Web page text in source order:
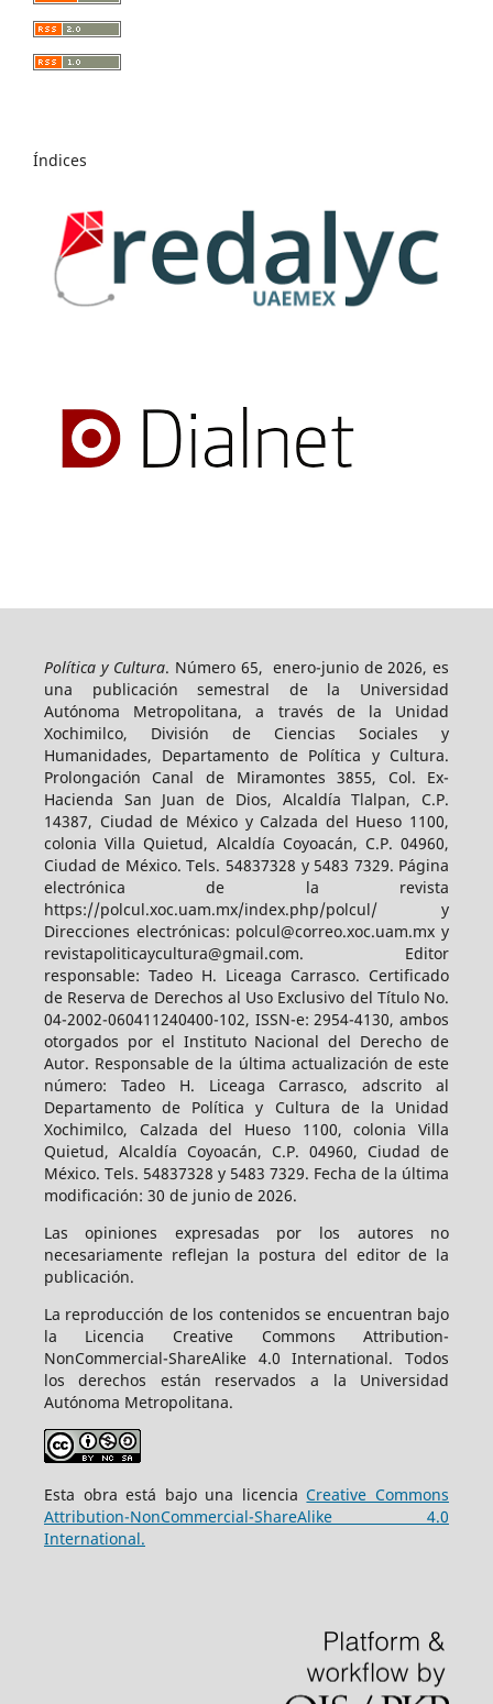
Índices
Política y Cultura. Número 65, enero-junio de 2026, es
una publicación semestral de la Universidad
Autónoma Metropolitana, a través de la Unidad
Xochimilco, División de Ciencias Sociales y
Humanidades, Departamento de Política y Cultura.
Prolongación Canal de Miramontes 3855, Col. Ex-
Hacienda San Juan de Dios, Alcaldía Tlalpan, C.P.
14387, Ciudad de México y Calzada del Hueso 1100,
colonia Villa Quietud, Alcaldía Coyoacán, C.P. 04960,
Ciudad de México. Tels. 54837328 y 5483 7329. Página
electrónica de la revista
https://polcul.xoc.uam.mx/index.php/polcul/ y
Direcciones electrónicas: polcul@correo.xoc.uam.mx y
revistapoliticaycultura@gmail.com. Editor
responsable: Tadeo H. Liceaga Carrasco. Certificado
de Reserva de Derechos al Uso Exclusivo del Título No.
04-2002-060411240400-102, ISSN-e: 2954-4130, ambos
otorgados por el Instituto Nacional del Derecho de
Autor. Responsable de la última actualización de este
número: Tadeo H. Liceaga Carrasco, adscrito al
Departamento de Política y Cultura de la Unidad
Xochimilco, Calzada del Hueso 1100, colonia Villa
Quietud, Alcaldía Coyoacán, C.P. 04960, Ciudad de
México. Tels. 54837328 y 5483 7329. Fecha de la última
modificación: 30 de junio de 2026.
Las opiniones expresadas por los autores no
necesariamente reflejan la postura del editor de la
publicación.
La reproducción de los contenidos se encuentran bajo
la Licencia Creative Commons Attribution-
NonCommercial-ShareAlike 4.0 International. Todos
los derechos están reservados a la Universidad
Autónoma Metropolitana.
Esta obra está bajo una licenciaCreative Commons
Attribution-NonCommercial-ShareAlike 4.0
International.